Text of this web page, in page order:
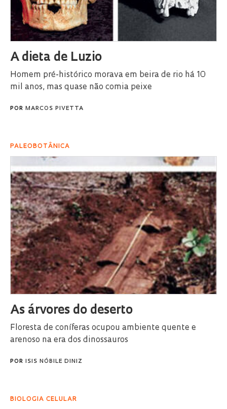
A dieta de Luzio
Homem pré-histórico morava em beira de rio há 10
mil anos, mas quase não comia peixe
POR MARCOS PIVETTA
PALEOBOTÂNICA
As árvores do deserto
Floresta de coníferas ocupou ambiente quente e
arenoso na era dos dinossauros
POR ISIS NÓBILE DINIZ
BIOLOGIA CELULAR